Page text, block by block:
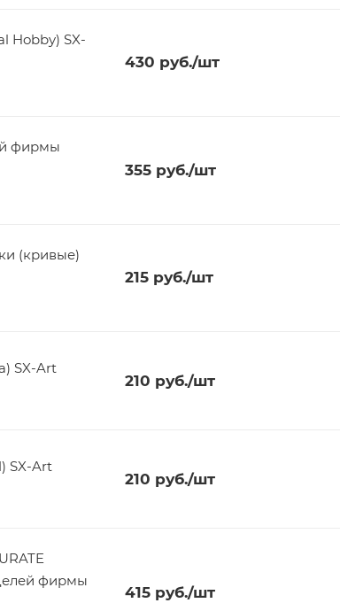
Hobby) SX-
430 руб./шт
фирмы
355руб./шт
(кривые)
215руб./шт
SX-Art
210 руб./шт
SX-Art
210 руб./шт
фирмы
415руб./шт